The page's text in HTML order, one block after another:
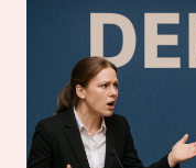
IDEAS
PARA
LUGAR